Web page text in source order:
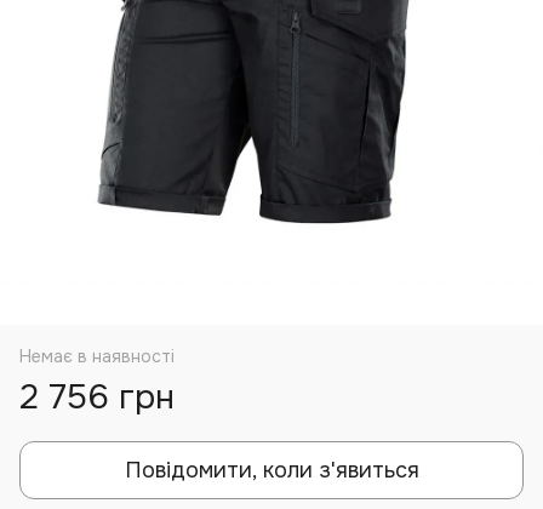
Немає в наявності
2 756 грн
Повідомити, коли з'явиться